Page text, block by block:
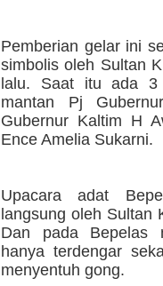
Pemberian gelar ini
simbolis oleh Sultan
lalu. Saat itu ada 3
mantan Pj
Gubernur Kaltim H
Ence Amelia Sukarni.
Upacara adat
langsung oleh Sultan
Dan pada Bepelas
hanya terdengar
menyentuh gong.